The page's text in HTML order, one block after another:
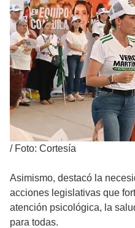
/ Foto: Cortesía
Asimismo, destacó la
acciones legislativas que
atención psicológica, la
para todas.